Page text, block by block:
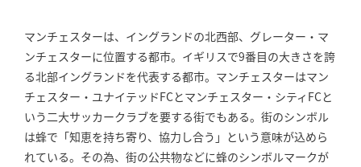
マンチェスターは、イングランドの北西部、グレーター・マ
ンチェスターに位置する都市。イギリスで9番目の大きさを誇
る北部イングランドを代表する都市。マンチェスターはマン
チェスター・ユナイテッドFCとマンチェスター・シティFCと
いう二大サッカークラブを要する街でもある。街のシンボル
は蜂で「知恵を持ち寄り、協力し合う」という意味が込めら
れている。その為、街の公共物などに蜂のシンボルマークが